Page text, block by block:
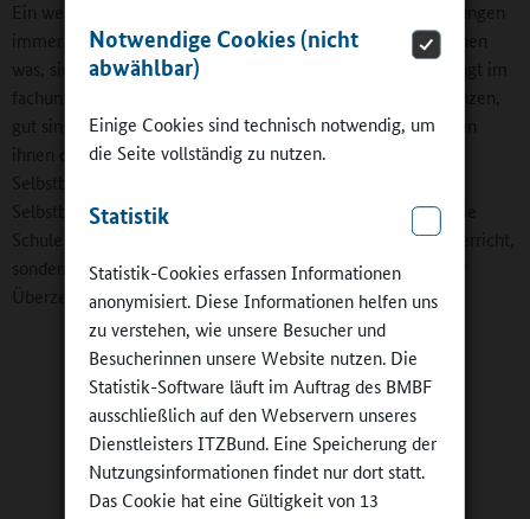
Notwendige Cookies (nicht
abwählbar)
Einige Cookies sind technisch notwendig, um
die Seite vollständig zu nutzen.
Statistik
Statistik-Cookies erfassen Informationen
anonymisiert. Diese Informationen helfen uns
zu verstehen, wie unsere Besucher und
Besucherinnen unsere Website nutzen. Die
Statistik-Software läuft im Auftrag des BMBF
ausschließlich auf den Webservern unseres
Dienstleisters ITZBund. Eine Speicherung der
Nutzungsinformationen findet nur dort statt.
Das Cookie hat eine Gültigkeit von 13
Ein weiterer Punkt, den ich auf den Informationsveranstaltungen
immer wieder betone: Viele Schülerinnen und Schüler können
was, sie haben Fähigkeiten. Diese liegen aber nicht unbedingt im
fachunterrichtlichen Bereich. Sie können stattdessen gut tanzen,
gut singen, gut jonglieren. Die Arbeitsgemeinschaften bieten
ihnen die Möglichkeit, diese Fähigkeiten zu zeigen und
Selbstbewusstsein zu tanken. Wir hoffen, dass dieses
Selbstbewusstsein in die schulische Arbeit gebracht wird. Die
Schule braucht mehr Zeit für das Lernen - nicht nur im Unterricht,
sondern auch im sozialen Bereich. Und das lässt sich meiner
Überzeugung nach besser in der Ganztagsklasse erreichen.